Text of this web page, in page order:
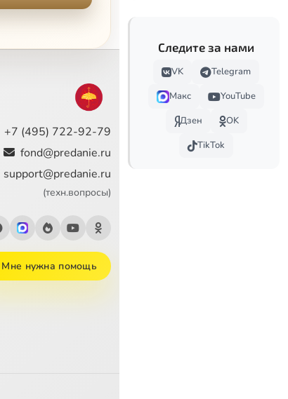
+7 (495) 722-92-79
fond@predanie.ru
support@predanie.ru
(техн.вопросы)
Мне нужна помощь
Следите за нами
VK
Telegram
Макс
YouTube
Дзен
OK
TikTok